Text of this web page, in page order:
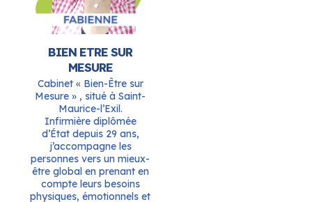
BIEN ETRE SUR
MESURE
Cabinet « Bien-Être sur
Mesure » , situé à Saint-
Maurice-l’Exil.
Infirmière diplômée
d’État depuis 29 ans,
j’accompagne les
personnes vers un mieux-
être global en prenant en
compte leurs besoins
physiques, émotionnels et